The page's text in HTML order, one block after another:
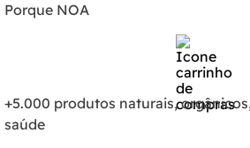
Porque NOA
+5.000 produtos naturais,
saúde